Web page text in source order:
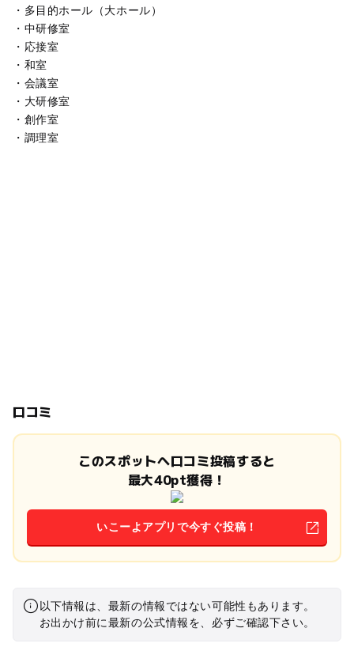
・多目的ホール（大ホール）
・中研修室
・応接室
・和室
・会議室
・大研修室
・創作室
・調理室
口コミ
このスポットへ口コミ投稿すると
最大40pt獲得！
いこーよアプリで今すぐ投稿！
以下情報は、最新の情報ではない可能性もあります。
お出かけ前に最新の公式情報を、必ずご確認下さい。